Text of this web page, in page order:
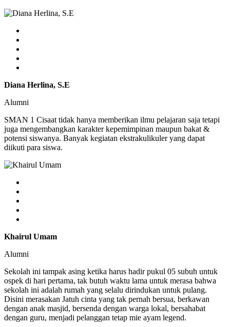
Diana Herlina, S.E
Alumni
SMAN 1 Cisaat tidak hanya memberikan ilmu pelajaran saja tetapi
juga mengembangkan karakter kepemimpinan maupun bakat &
potensi siswanya. Banyak kegiatan ekstrakulikuler yang dapat
diikuti para siswa.
Khairul Umam
Alumni
Sekolah ini tampak asing ketika harus hadir pukul 05 subuh untuk
ospek di hari pertama, tak butuh waktu lama untuk merasa bahwa
sekolah ini adalah rumah yang selalu dirindukan untuk pulang.
Disini merasakan Jatuh cinta yang tak pernah bersua, berkawan
dengan anak masjid, bersenda dengan warga lokal, bersahabat
dengan guru, menjadi pelanggan tetap mie ayam legend.